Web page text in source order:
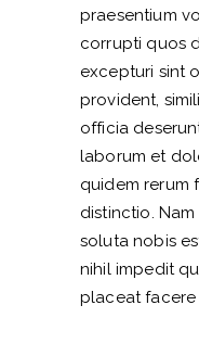
praesentium
corrupti quos
excepturi sint
provident,
officia
laborum et
quidem rerum
distinctio.
soluta nobis
nihil impedit
placeat facere